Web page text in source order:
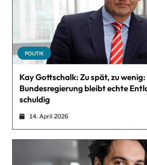
POLITIK
Kay Gottschalk: Zu spät, zu wenig:
Bundesregierung bleibt echte
schuldig
14. April 2026